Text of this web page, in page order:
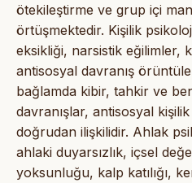
ötekileştirme ve grup içi
örtüşmektedir. Kişilik
eksikliği, narsistik eğilimler,
antisosyal davranış
bağlamda kibir, tahkir ve
davranışlar, antisosyal
doğrudan ilişkilidir. Ahlak
ahlaki duyarsızlık, içsel
yoksunluğu, kalp katılığı,